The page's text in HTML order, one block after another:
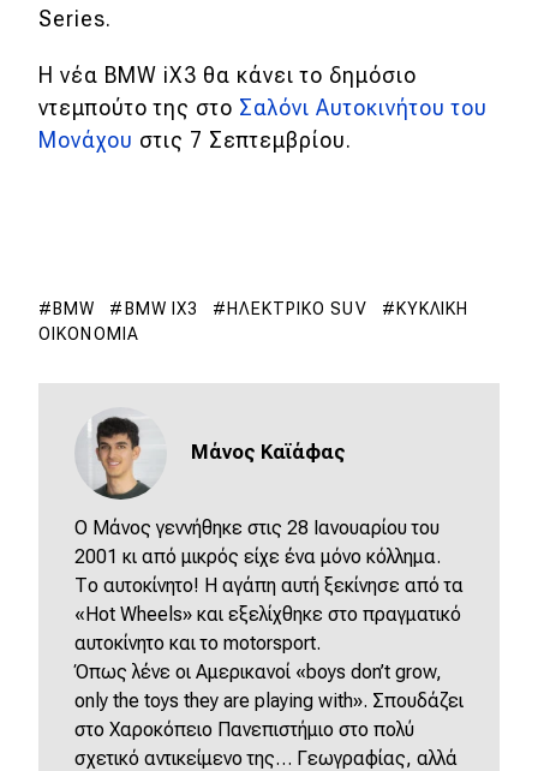
Series.
H νέα BMW iX3 θα κάνει το δημόσιο
ντεμπούτο της στο Σαλόνι Αυτοκινήτου του
Μονάχου στις 7 Σεπτεμβρίου.
BMW BMW IX3 ΗΛΕΚΤΡΙΚΌ SUV
ΚΥΚΛΙΚΉ
ΟΙΚΟΝΟΜΊΑ
Μάνος Καϊάφας
Ο Μάνος γεννήθηκε στις 28 Ιανουαρίου του
2001 κι από μικρός είχε ένα μόνο κόλλημα.
Το αυτοκίνητο! Η αγάπη αυτή ξεκίνησε από τα
«Hot Wheels» και εξελίχθηκε στο πραγματικό
αυτοκίνητο και το motorsport.
Όπως λένε οι Αμερικανοί «boys don’t grow,
only the toys they are playing with». Σπουδάζει
στο Χαροκόπειο Πανεπιστήμιο στο πολύ
σχετικό αντικείμενο της… Γεωγραφίας, αλλά